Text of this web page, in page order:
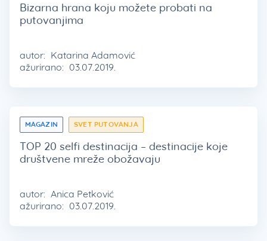
Bizarna hrana koju možete probati na
putovanjima
autor: Katarina Adamović
ažurirano: 03.07.2019.
MAGAZIN SVET PUTOVANJA
TOP 20 selfi destinacija – destinacije koje
društvene mreže obožavaju
autor: Anica Petković
ažurirano: 03.07.2019.